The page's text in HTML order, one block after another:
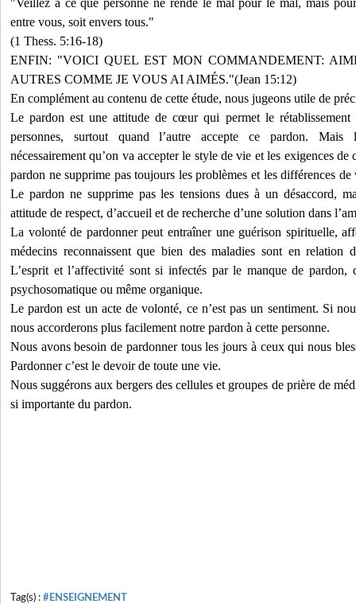
"Veillez à ce que personne ne rende le mal pour le mal, mais
entre vous, soit envers tous."
(1 Thess. 5:16-18)
ENFIN: "VOICI QUEL EST MON COMMANDEMENT:
AUTRES COMME JE VOUS AI AIMÉS."(Jean 15:12)
En complément au contenu de cette étude, nous jugeons utile de
Le pardon est une attitude de cœur qui permet le rétablissement
personnes, surtout quand l’autre accepte ce pardon. Mais
nécessairement qu’on va accepter le style de vie et les exigences
pardon ne supprime pas toujours les problèmes et les différences
Le pardon ne supprime pas les tensions dues à un désaccord,
attitude de respect, d’accueil et de recherche d’une solution dans
La volonté de pardonner peut entraîner une guérison spirituelle,
médecins reconnaissent que bien des maladies sont en relation
L’esprit et l’affectivité sont si infectés par le manque de pardon,
psychosomatique ou même organique.
Le pardon est un acte de volonté, ce n’est pas un sentiment. Si
nous accorderons plus facilement notre pardon à cette personne.
Nous avons besoin de pardonner tous les jours à ceux qui nous
Pardonner c’est le devoir de toute une vie.
Nous suggérons aux bergers des cellules et groupes de prière de
si importante du pardon.
Tag(s) : #ENSEIGNEMENT